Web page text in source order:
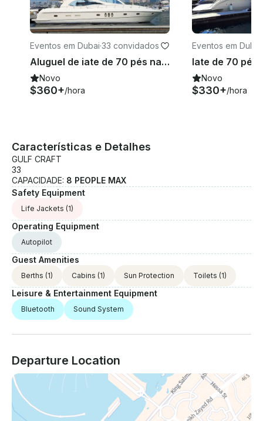
Eventos em Dubai·33 convidados
Aluguel de iate de 70 pés na Marina do Porto de Dubai — perfeito para grupos de até 30 convidados
Novo
$360+/hora
Eventos em Dubai
Novo
$330+/hora
Características e Detalhes
GULF CRAFT
33
CAPACIDADE: 8 PEOPLE MAX
Safety Equipment
Life Jackets (1)
Operating Equipment
Autopilot
Guest Amenities
Berths (1) Cabins (1) Sun Protection Toilets (1)
Leisure & Entertainment Equipment
Bluetooth Sound System
Departure Location